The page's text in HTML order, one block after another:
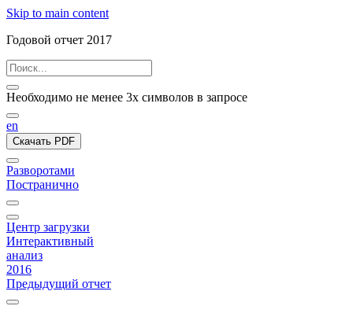
Skip to main content
Годовой отчет 2017
Необходимо не менее 3х символов в запросе
en
Скачать PDF
Разворотами
Постранично
Центр загрузки
Интерактивный
анализ
2016
Предыдущий отчет